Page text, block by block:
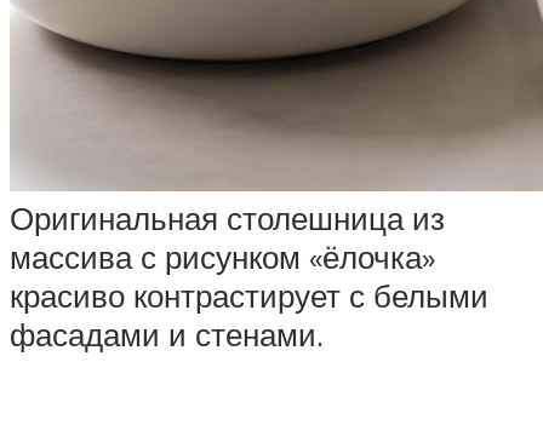
Оригинальная столешница из
массива с рисунком «ёлочка»
красиво контрастирует с белыми
фасадами и стенами.